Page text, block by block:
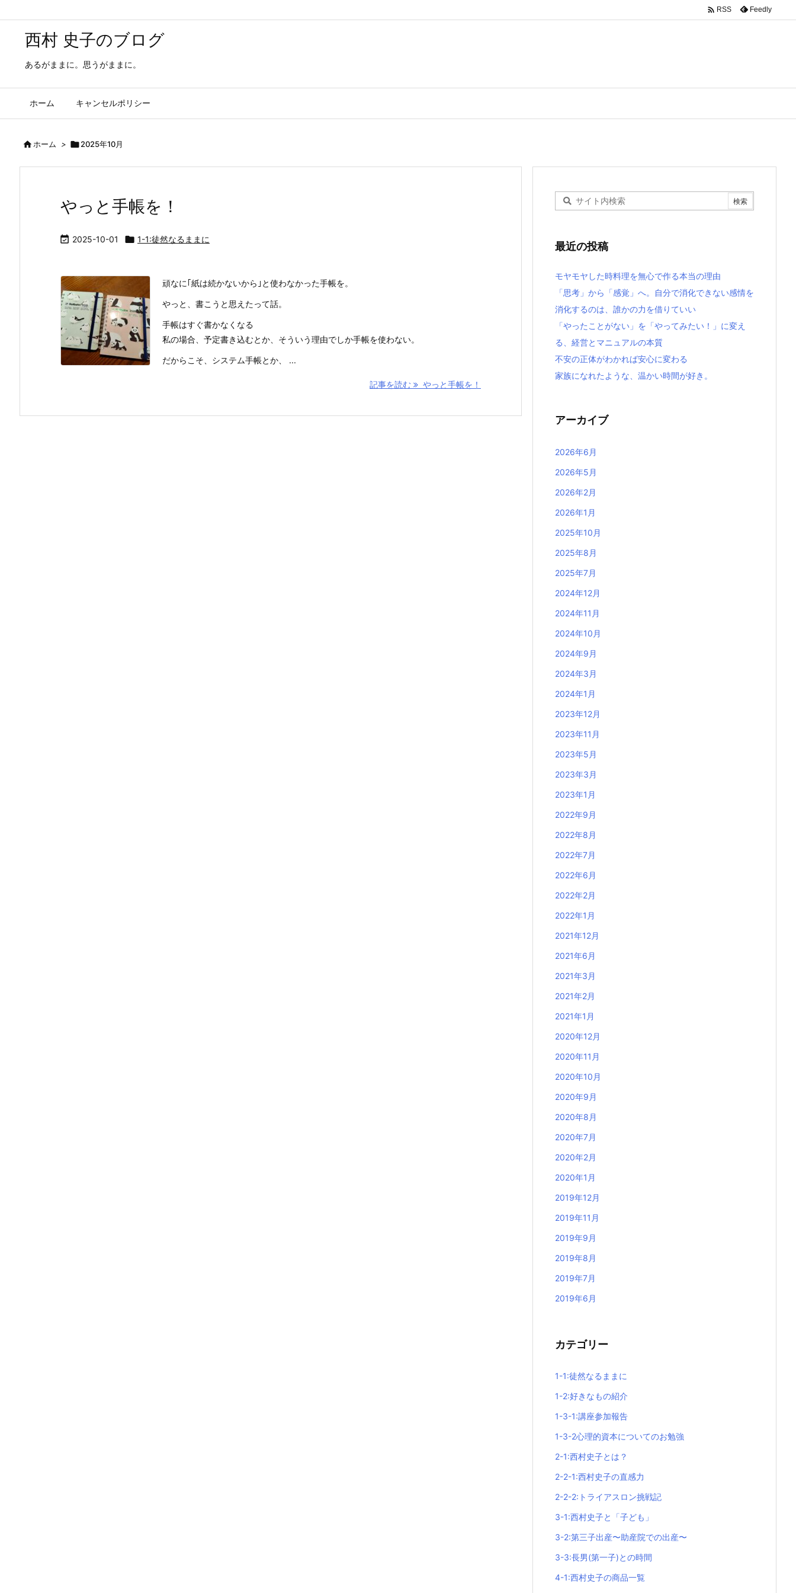
西村 史子のブログ
あるがままに。思うがままに。
ホーム キャンセルポリシー
 RSS Feedly
ホーム > 2025年10月
やっと手帳を！
 2025-10-01  1-1:徒然なるままに
頑なに｢紙は続かないから｣と使わなかった手帳を。
やっと、書こうと思えたって話。
手帳はすぐ書かなくなる
私の場合、予定書き込むとか、そういう理由でしか手帳を使わない。
だからこそ、システム手帳とか、 ...
記事を読む やっと手帳を！
最近の投稿
モヤモヤした時料理を無心で作る本当の理由
「思考」から「感覚」へ。自分で消化できない感情を
消化するのは、誰かの力を借りていい
「やったことがない」を「やってみたい！」に変え
る、経営とマニュアルの本質
不安の正体がわかれば安心に変わる
家族になれたような、温かい時間が好き。
アーカイブ
2026年6月
2026年5月
2026年2月
2026年1月
2025年10月
2025年8月
2025年7月
2024年12月
2024年11月
2024年10月
2024年9月
2024年3月
2024年1月
2023年12月
2023年11月
2023年5月
2023年3月
2023年1月
2022年9月
2022年8月
2022年7月
2022年6月
2022年2月
2022年1月
2021年12月
2021年6月
2021年3月
2021年2月
2021年1月
2020年12月
2020年11月
2020年10月
2020年9月
2020年8月
2020年7月
2020年2月
2020年1月
2019年12月
2019年11月
2019年9月
2019年8月
2019年7月
2019年6月
カテゴリー
1-1:徒然なるままに
1-2:好きなもの紹介
1-3-1:講座参加報告
1-3-2心理的資本についてのお勉強
2-1:西村史子とは？
2-2-1:西村史子の直感力
2-2-2:トライアスロン挑戦記
3-1:西村史子と「子ども」
3-2:第三子出産〜助産院での出産〜
3-3:長男(第一子)との時間
4-1:西村史子の商品一覧